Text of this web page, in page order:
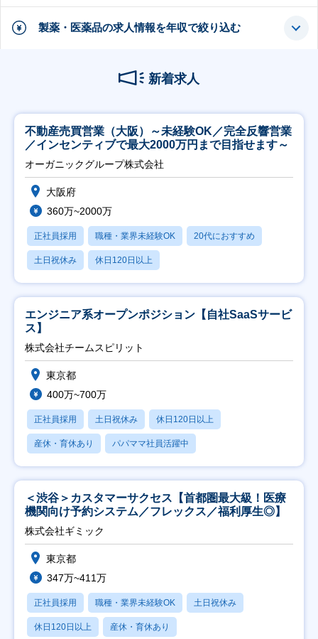
製薬・医薬品の求人情報を年収で絞り込む
新着求人
不動産売買営業（大阪）～未経験OK／完全反響営業
／インセンティブで最大2000万円まで目指せます～
オーガニックグループ株式会社
大阪府
360万~2000万
正社員採用 職種・業界未経験OK 20代におすすめ
土日祝休み 休日120日以上
エンジニア系オープンポジション【自社SaaSサービ
ス】
株式会社チームスピリット
東京都
400万~700万
正社員採用 土日祝休み 休日120日以上
産休・育休あり パパママ社員活躍中
＜渋谷＞カスタマーサクセス【首都圏最大級！医療
機関向け予約システム／フレックス／福利厚生◎】
株式会社ギミック
東京都
347万~411万
正社員採用 職種・業界未経験OK 土日祝休み
休日120日以上 産休・育休あり